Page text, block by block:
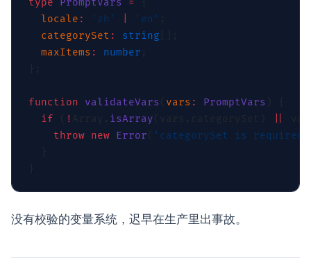
type PromptVars =
  locale
: 'zh' 'en'
  categorySet
: string
  maxItems
: number
function validateVars vars : PromptVars
  if
! isArray
    throw
new Error
'categorySet is required'
没有校验的变量系统，迟早在生产里出事故。